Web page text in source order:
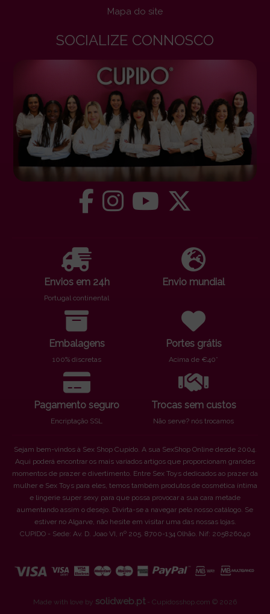
Mapa do site
SOCIALIZE CONNOSCO
Envios em 24h
Portugal continental
Envio mundial
Embalagens
100% discretas
Portes grátis
Acima de €40*
Pagamento seguro
Encriptação SSL
Trocas sem custos
Não serve? nós trocamos
Sejam bem-vindos à Sex Shop Cupido. A sua SexShop Online desde 2004.
Aqui poderá encontrar os mais variados artigos que proporcionam grandes
momentos de prazer e divertimento. Entre Sex Toys dedicados ao prazer da
mulher e Sex Toys para eles, temos também produtos de cosmética íntima
e lingerie super sexy para que possa provocar a sua cara metade
aumentando assim o desejo. Divirta-se a navegar pelo nosso catálogo. Se
estiver no Algarve, não hesite em visitar uma das nossas lojas.
CUPIDO - Sede: Av. D. Joao VI, nº 205. 8700-134 Olhão. Nif: 205826040
Made with love by solidweb.pt- Cupidosshop.com © 2026